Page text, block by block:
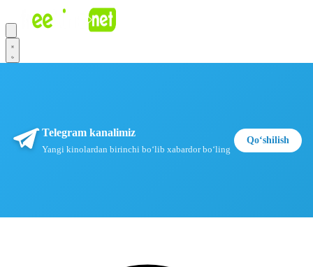
Telegram kanalimiz
Yangi kinolardan birinchi boʻlib xabardor boʻling
Qoʻshilish